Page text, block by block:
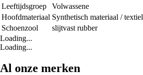
Leeftijdsgroep
Volwassene
Hoofdmateriaal Synthetisch materiaal / textiel
Schoenzool
slijtvast rubber
Loading...
Loading...
Al onze merken